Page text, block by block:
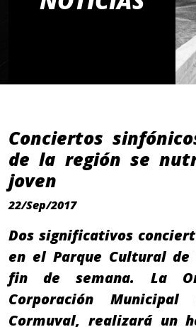
Conciertos
de la región se
joven
22/Sep/2017
Dos significativos
en el Parque Cultural de
fin de semana. La
Corporación Municipal
Cormuval, realizará un